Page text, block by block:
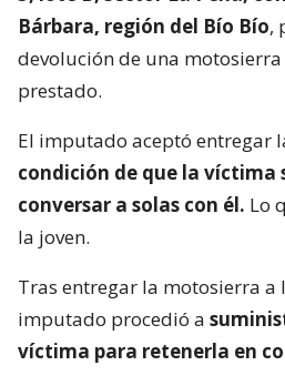
Bárbara, región del Bío Bío,
devolución de una
prestado.
El imputado aceptó entregar
condición de que la víctima
conversar a solas con él. Lo
la joven.
Tras entregar la motosierra a
imputado procedió a
víctima para retenerla en